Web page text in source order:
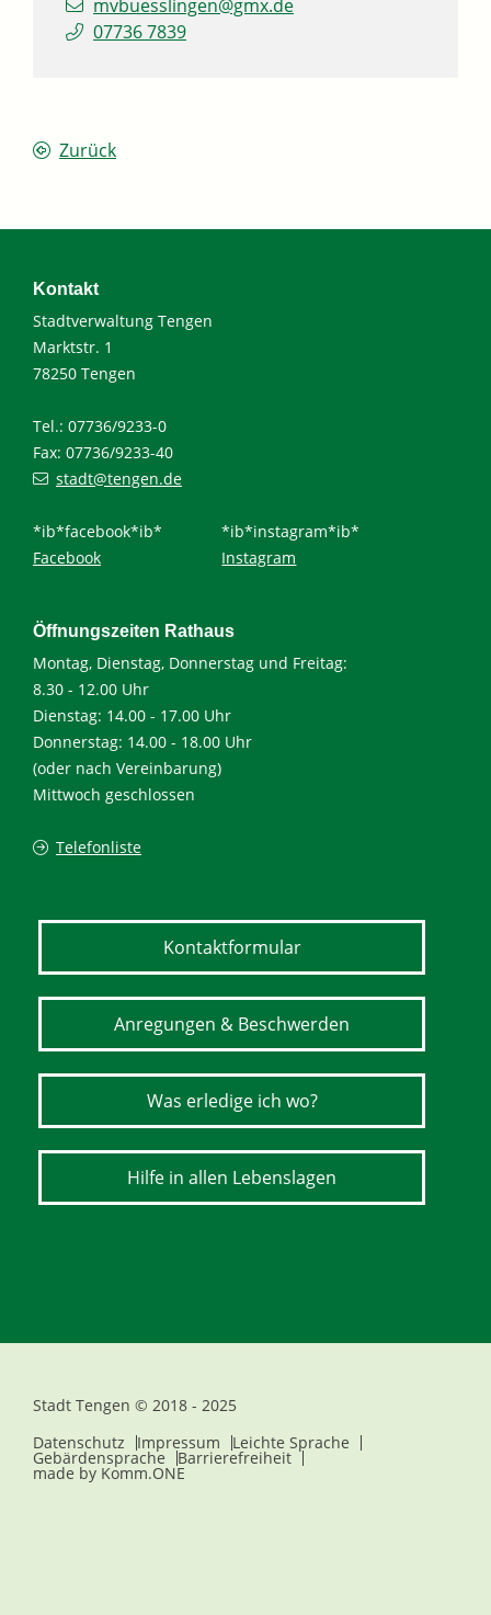
mvbuesslingen@gmx.de
07736 7839
Zurück
Kontakt
Stadtverwaltung Tengen
Marktstr. 1
78250 Tengen
Tel.: 07736/9233-0
Fax: 07736/9233-40
stadt@tengen.de
*ib*facebook*ib*
Facebook
*ib*instagram*ib*
Instagram
Öffnungszeiten Rathaus
Montag, Dienstag, Donnerstag und Freitag:
8.30 - 12.00 Uhr
Dienstag: 14.00 - 17.00 Uhr
Donnerstag: 14.00 - 18.00 Uhr
(oder nach Vereinbarung)
Mittwoch geschlossen
Telefonliste
Kontaktformular
Anregungen & Beschwerden
Was erledige ich wo?
Hilfe in allen Lebenslagen
Stadt Tengen © 2018 - 2025
Datenschutz
Impressum Leichte Sprache
Gebärdensprache Barrierefreiheit
made by Komm.ONE